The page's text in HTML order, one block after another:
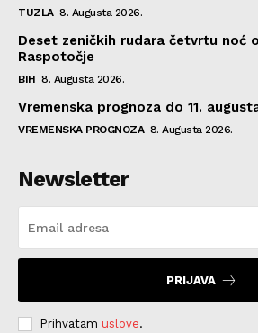
TUZLA 8. Augusta 2026.
Deset zeničkih rudara četvrtu noć
Raspotočje
BIH 8. Augusta 2026.
Vremenska prognoza do 11.
VREMENSKA PROGNOZA 8. Augusta 2026.
Newsletter
PRIJAVA
Prihvatam uslove.